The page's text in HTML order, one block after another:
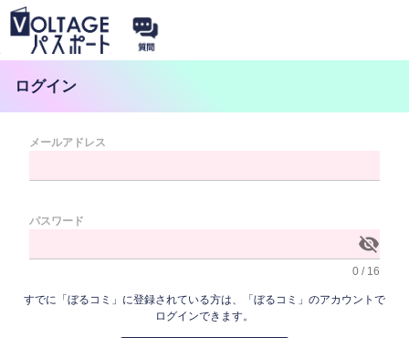
ログイン
メールアドレス
パスワード
visibility_off
0 / 16
すでに「ぼるコミ」に登録されている方は、「ぼるコミ」のアカウントで
ログインできます。